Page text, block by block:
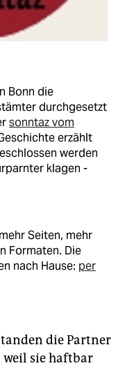
Bonn die
durchgesetzt
sonntaz vom
erzählt
werden
klagen -
Seiten, mehr
Formaten. Die
nach Hause: per
die Partner
sie haftbar